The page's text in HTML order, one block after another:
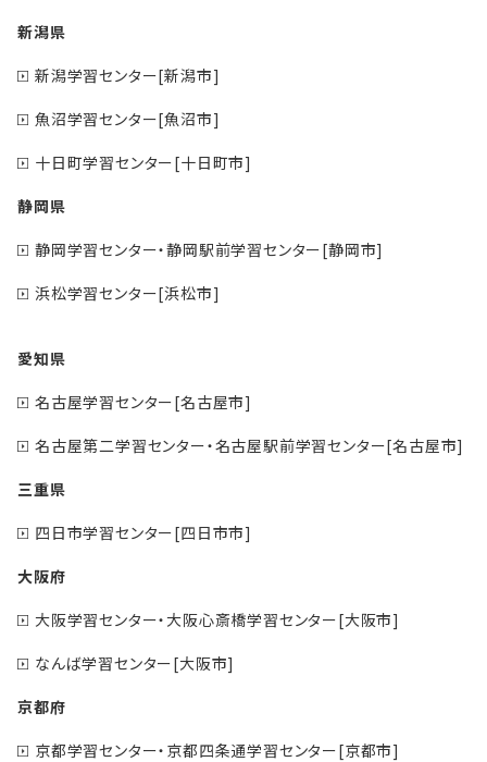
新潟県
新潟学習センター[新潟市]
魚沼学習センター[魚沼市]
十日町学習センター[十日町市]
静岡県
静岡学習センター・静岡駅前学習センター[静岡市]
浜松学習センター[浜松市]
愛知県
名古屋学習センター[名古屋市]
名古屋第二学習センター・名古屋駅前学習センター[名古屋市]
三重県
四日市学習センター[四日市市]
大阪府
大阪学習センター・大阪心斎橋学習センター[大阪市]
なんば学習センター[大阪市]
京都府
京都学習センター・京都四条通学習センター[京都市]